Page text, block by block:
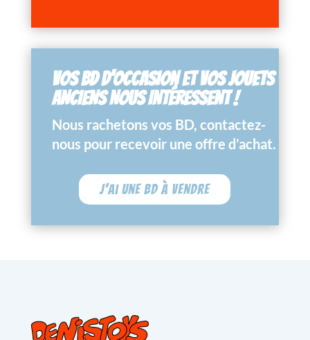
VOS BD D’OCCASION ET VOS JOUETS
ANCIENS NOUS INTÉRESSENT !
Nous rachetons vos BD, contactez-
nous pour recevoir une offre d’achat.
J'ai une BD à vendre